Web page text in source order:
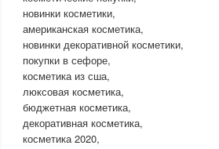
новинки косметики,
американская косметика,
новинки декоративной косметики,
покупки в сефоре,
косметика из сша,
люксовая косметика,
бюджетная косметика,
декоративная косметика,
косметика 2020,